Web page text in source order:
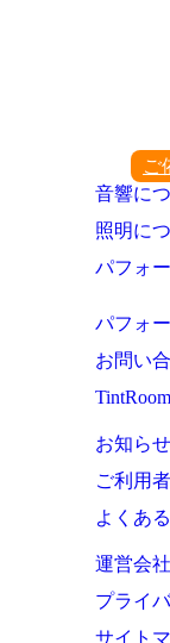
ご
音響に
照明に
パフォ
パフォ
お問い
お知ら
ご利用
よくあ
運営会社
プライ
サイト